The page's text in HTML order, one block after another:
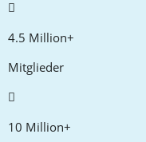
4.5 Million+
Mitglieder
10 Million+